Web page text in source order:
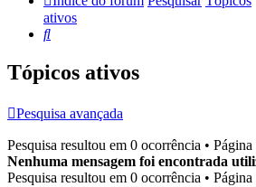
ativos
Pesquisar
Tópicos ativos
Pesquisa avançada
Pesquisa resultou em 0 ocorrência • Página
Nenhuma mensagem foi encontrada
Pesquisa resultou em 0 ocorrência • Página